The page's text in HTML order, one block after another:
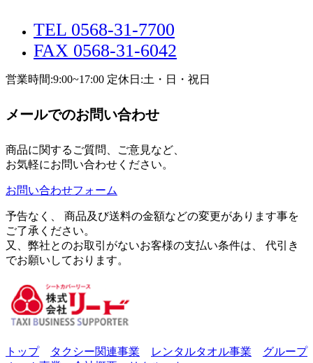
TEL 0568-31-7700
FAX 0568-31-6042
営業時間:9:00~17:00 定休日:土・日・祝日
メールでのお問い合わせ
商品に関するご質問、ご意見など、
お気軽にお問い合わせください。
お問い合わせフォーム
予告なく、 商品及び送料の金額などの変更があります事を
ご了承ください。
又、弊社とのお取引がないお客様の支払い条件は、 代引き
でお願いしております。
トップ タクシー関連事業 レンタルタオル事業
グループ